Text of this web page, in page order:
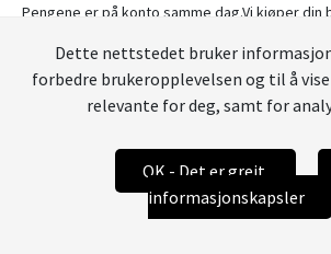
Pengene er på konto samme dag.Vi kjøper din
Dette nettstedet bruker
forbedre brukeropplevelsen og til å
relevante for deg, samt for
OK - Det er greit
informasjonskapsler